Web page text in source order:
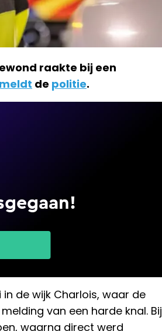
raakte bij een
meldt de politie.
de wijk Charlois, waar de
van een harde knal. Bij
waarna direct werd